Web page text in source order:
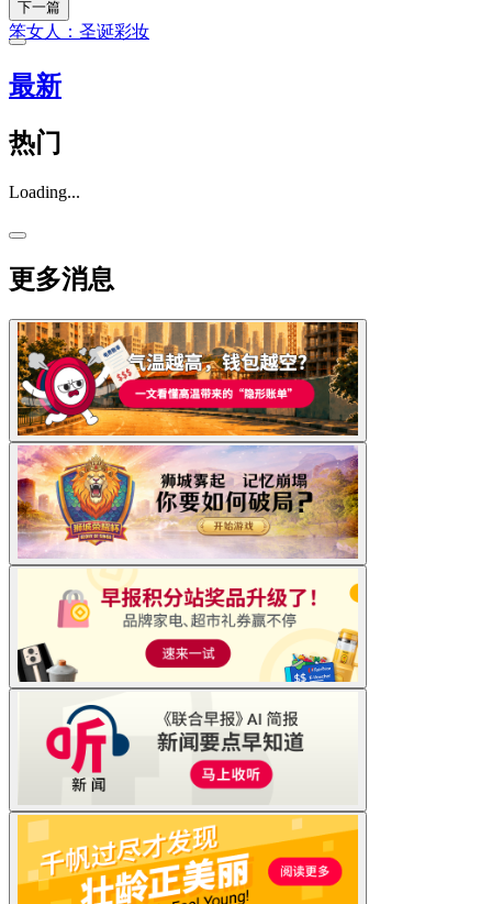
下一篇
笨女人：圣诞彩妆
最新
热门
Loading...
更多消息